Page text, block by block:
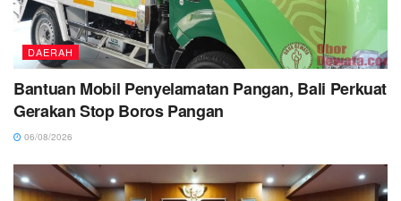
DAERAH
Bantuan Mobil Penyelamatan Pangan, Bali Perkuat
Gerakan Stop Boros Pangan
06/08/2026